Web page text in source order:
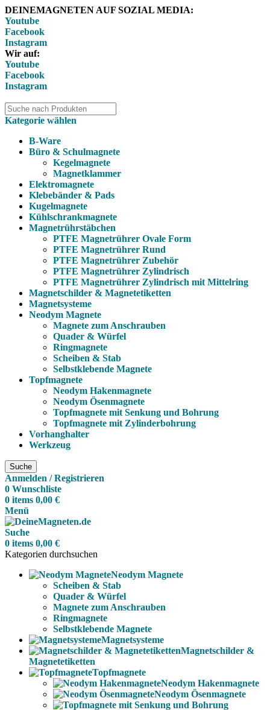
DEINEMAGNETEN AUF SOZIAL MEDIA:
Youtube
Facebook
Instagram
Wir auf:
Youtube
Facebook
Instagram
Kategorie wählen
B-Ware
Büro & Schulmagnete
Kegelmagnete
Magnetklammer
Elektromagnete
Klebebänder & Pads
Kugelmagnete
Kühlschrankmagnete
Magnetrührstäbchen
PTFE Magnetrührer Ovale Form
PTFE Magnetrührer Rund
PTFE Magnetrührer Zubehör
PTFE Magnetrührer Zylindrisch
PTFE Magnetrührer Zylindrisch mit Mittelring
Magnetschilder & Magnetetiketten
Magnetsysteme
Neodym Magnete
Magnete zum Anschrauben
Quader & Würfel
Ringmagnete
Scheiben & Stab
Selbstklebende Magnete
Topfmagnete
Neodym Hakenmagnete
Neodym Ösenmagnete
Topfmagnete mit Senkung und Bohrung
Topfmagnete mit Zylinderbohrung
Vorhanghalter
Werkzeug
Suche
Anmelden / Registrieren
0 Wunschliste
0 items 0,00 €
Menü
Suche
0 items 0,00 €
Kategorien durchsuchen
Neodym Magnete
Scheiben & Stab
Quader & Würfel
Magnete zum Anschrauben
Ringmagnete
Selbstklebende Magnete
Magnetsysteme
Magnetschilder &
Magnetetiketten
Topfmagnete
Neodym Hakenmagnete
Neodym Ösenmagnete